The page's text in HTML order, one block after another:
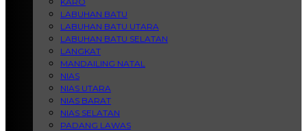
LABUHAN BATU
LABUHAN BATU UTARA
LABUHAN BATU SELATAN
LANGKAT
MANDAILING NATAL
NIAS
NIAS UTARA
NIAS BARAT
NIAS SELATAN
PADANG LAWAS